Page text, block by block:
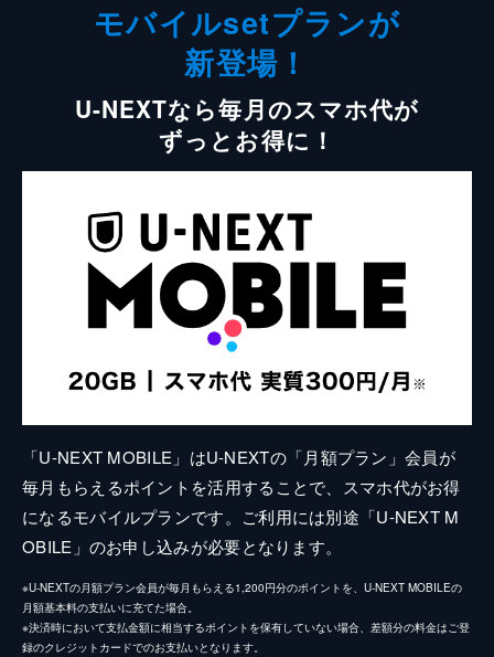
モバイルsetプランが
新登場！
U-NEXTなら毎月のスマホ代が
ずっとお得に！
「U-NEXT MOBILE」はU-NEXTの「月額プラン」会員が
毎月もらえるポイントを活用することで、スマホ代がお得
になるモバイルプランです。ご利用には別途「U-NEXT M
OBILE」のお申し込みが必要となります。
※U-NEXTの月額プラン会員が毎月もらえる1,200円分のポイントを、U-NEXT MOBILEの
月額基本料の支払いに充てた場合。
※決済時において支払金額に相当するポイントを保有していない場合、差額分の料金はご登
録のクレジットカードでのお支払いとなります。